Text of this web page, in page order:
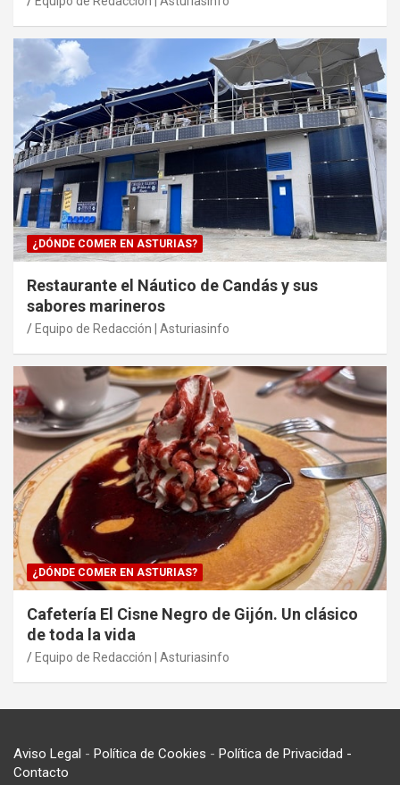
¿DÓNDE COMER EN ASTURIAS?
Restaurante el Náutico de Candás y sus
sabores marineros
Equipo de Redacción | Asturiasinfo
¿DÓNDE COMER EN ASTURIAS?
Cafetería El Cisne Negro de Gijón. Un clásico
de toda la vida
Equipo de Redacción | Asturiasinfo
Aviso Legal - Política de Cookies - Política de Privacidad -
Contacto